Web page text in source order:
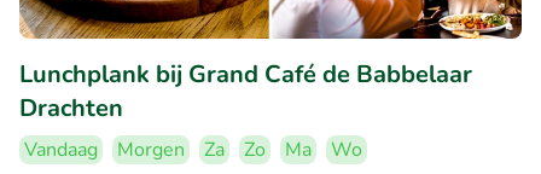
Lunchplank bij Grand Café de Babbelaar
Drachten
Vandaag Morgen Za Zo Ma
Wo